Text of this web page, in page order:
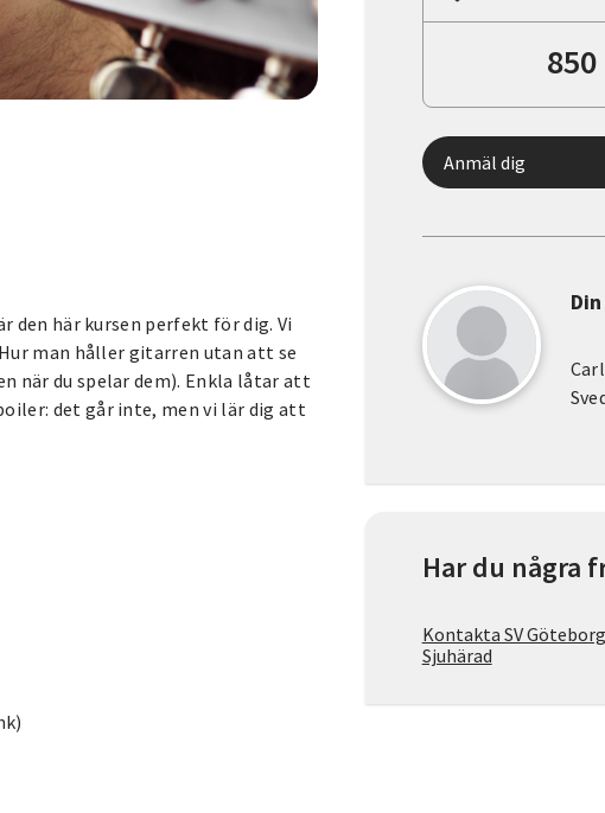
den här kursen perfekt för dig. Vi
man håller gitarren utan att se
när du spelar dem). Enkla låtar att
det går inte, men vi lär dig att
850
Anmäl dig
Har du några
Kontakta SV
Sjuhärad